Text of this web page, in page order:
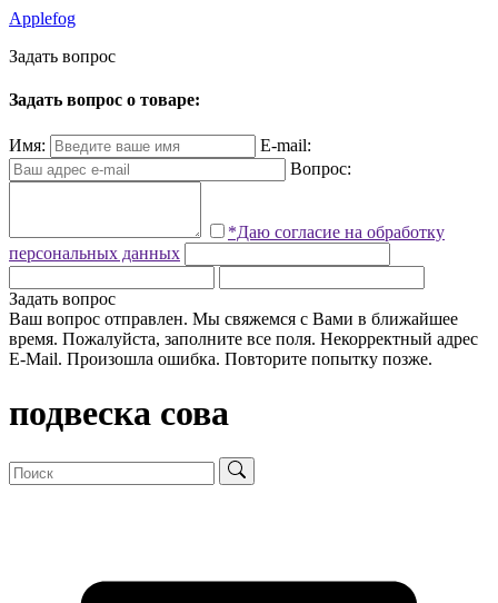
Applefog
Задать вопрос
Задать вопрос о товаре:
Имя:
E-mail:
Вопрос:
*Даю согласие на обработку
персональных данных
Задать вопрос
Ваш вопрос отправлен. Мы свяжемся с Вами в ближайшее
время. Пожалуйста, заполните все поля. Некорректный адрес
E-Mail. Произошла ошибка. Повторите попытку позже.
подвеска сова